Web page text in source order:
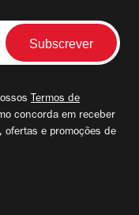
Termos de
concorda em receber
ofertas e promoções de